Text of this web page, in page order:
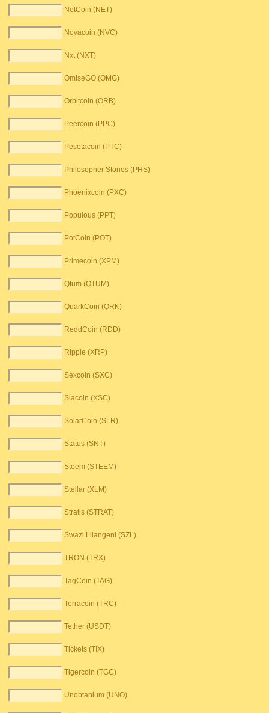
NetCoin (NET)
Novacoin (NVC)
Nxt (NXT)
OmiseGO (OMG)
Orbitcoin (ORB)
Peercoin (PPC)
Pesetacoin (PTC)
Philosopher Stones (PHS)
Phoenixcoin (PXC)
Populous (PPT)
PotCoin (POT)
Primecoin (XPM)
Qtum (QTUM)
QuarkCoin (QRK)
ReddCoin (RDD)
Ripple (XRP)
Sexcoin (SXC)
Siacoin (XSC)
SolarCoin (SLR)
Status (SNT)
Steem (STEEM)
Stellar (XLM)
Stratis (STRAT)
Swazi Lilangeni (SZL)
TRON (TRX)
TagCoin (TAG)
Terracoin (TRC)
Tether (USDT)
Tickets (TIX)
Tigercoin (TGC)
Unobtanium (UNO)